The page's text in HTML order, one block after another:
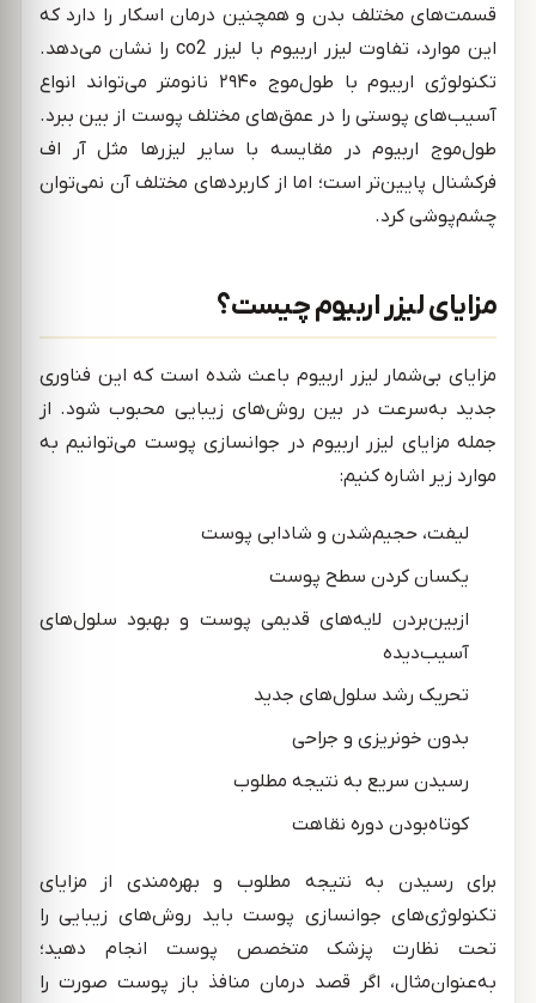
قسمت‌های مختلف بدن و همچنین درمان اسکار را دارد که
این موارد، تفاوت لیزر اربیوم با لیزر co2 را نشان می‌دهد.
تکنولوژی اربیوم با طول‌موج ۲۹۴۰ نانومتر می‌تواند انواع
آسیب‌های پوستی را در عمق‌های مختلف پوست از بین ببرد.
طول‌موج اربیوم در مقایسه با سایر لیزرها مثل آر اف
فرکشنال پایین‌تر است؛ اما از کاربردهای مختلف آن نمی‌توان
چشم‌پوشی کرد.
مزایای لیزر اربیوم چیست؟
مزایای بی‌شمار لیزر اربیوم باعث شده است که این فناوری
جدید به‌سرعت در بین روش‌های زیبایی محبوب شود. از
جمله مزایای لیزر اربیوم در جوانسازی پوست می‌توانیم به
موارد زیر اشاره کنیم:
لیفت، حجیم‌شدن و شادابی پوست
یکسان کردن سطح پوست
ازبین‌بردن لایه‌های قدیمی پوست و بهبود سلول‌های
آسیب‌دیده
تحریک رشد سلول‌های جدید
بدون خونریزی و جراحی
رسیدن سریع به نتیجه مطلوب
کوتاه‌بودن دوره نقاهت
برای رسیدن به نتیجه مطلوب و بهره‌مندی از مزایای
تکنولوژی‌های جوانسازی پوست باید روش‌های زیبایی را
تحت‌ نظارت پزشک متخصص پوست انجام دهید؛
به‌عنوان‌مثال، اگر قصد درمان منافذ باز پوست صورت را